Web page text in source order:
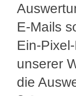
E-Mails
Ein-
unserer
die